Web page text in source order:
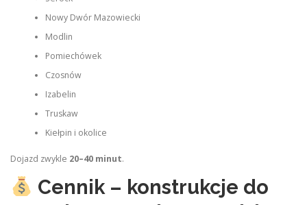
Nowy Dwór Mazowiecki
Modlin
Pomiechówek
Czosnów
Izabelin
Truskaw
Kiełpin i okolice
Dojazd zwykle 20–40 minut.
Cennik – konstrukcje do